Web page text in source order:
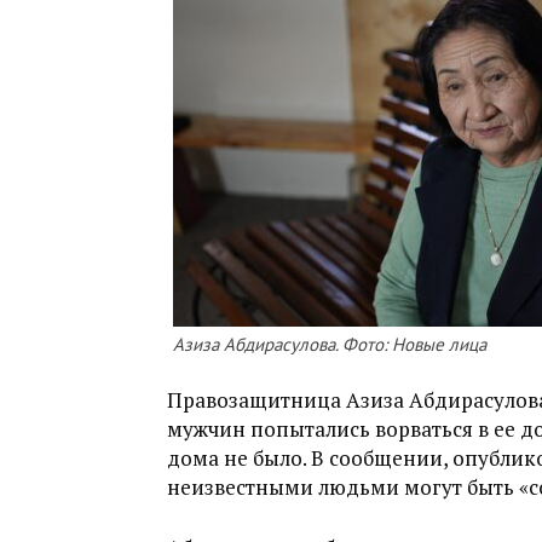
Азиза Абдирасулова. Фото: Новые лица
Правозащитница Азиза
мужчин попытались ворваться в
дома не было. В сообщении,
неизвестными людьми могут быть